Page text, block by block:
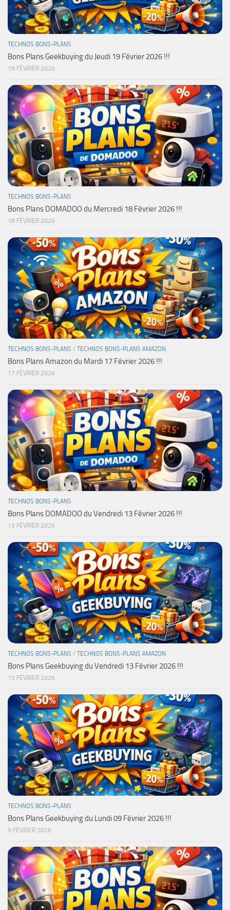
TECHNOS BONS-PLANS
Bons Plans Geekbuying du Jeudi 19 Février 2026 !!!
19 FÉVRIER 2026
TECHNOS BONS-PLANS
Bons Plans DOMADOO du Mercredi 18 Février 2026 !!!
18 FÉVRIER 2026
TECHNOS BONS-PLANS / TECHNOS BONS-PLANS AMAZON
Bons Plans Amazon du Mardi 17 Février 2026 !!!
17 FÉVRIER 2026
TECHNOS BONS-PLANS
Bons Plans DOMADOO du Vendredi 13 Février 2026 !!!
13 FÉVRIER 2026
TECHNOS BONS-PLANS / TECHNOS BONS-PLANS AMAZON
Bons Plans Geekbuying du Vendredi 13 Février 2026 !!!
13 FÉVRIER 2026
TECHNOS BONS-PLANS
Bons Plans Geekbuying du Lundi 09 Février 2026 !!!
9 FÉVRIER 2026